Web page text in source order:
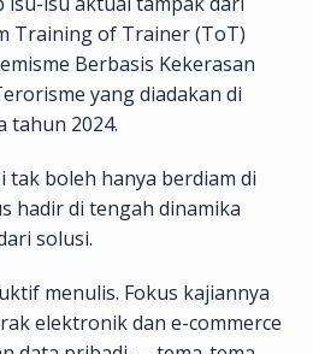
Training of Trainer (ToT)
Berbasis Kekerasan
yang diadakan di
tahun 2024.
tak boleh hanya berdiam di
hadir di tengah dinamika
solusi.
menulis. Fokus kajiannya
elektronik dan e-commerce